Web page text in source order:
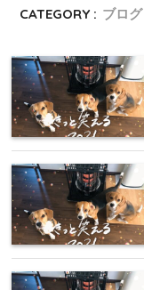
CATEGORY : ブログ